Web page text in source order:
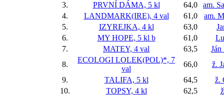
3.
PRVNÍ DÁMA, 5 kl 64,0
am.
4.
LANDMARK(IRE), 4 val 61,0
am.
5.
IZYREJKA, 4 kl 63,0
6.
MY HOPE, 5 kl b 61,0
7.
MATEY, 4 val 63,5
8.
ECOLOGI LOLEK(POL)*, 7
val
66,0
ž.
9.
TALIFA, 5 kl 64,5
ž.
10.
TOPSY, 4 kl 62,5